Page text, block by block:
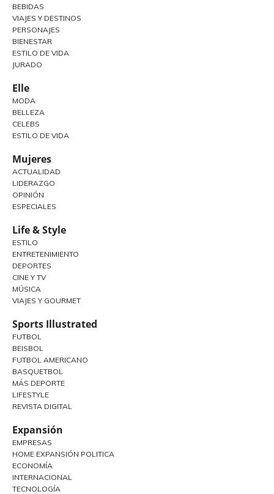
BEBIDAS
VIAJES Y DESTINOS
PERSONAJES
BIENESTAR
ESTILO DE VIDA
JURADO
Elle
MODA
BELLEZA
CELEBS
ESTILO DE VIDA
Mujeres
ACTUALIDAD
LIDERAZGO
OPINIÓN
ESPECIALES
Life & Style
ESTILO
ENTRETENIMIENTO
DEPORTES
CINE Y TV
MÚSICA
VIAJES Y GOURMET
Sports Illustrated
FUTBOL
BEISBOL
FUTBOL AMERICANO
BASQUETBOL
MÁS DEPORTE
LIFESTYLE
REVISTA DIGITAL
Expansión
EMPRESAS
HOME EXPANSIÓN POLITICA
ECONOMÍA
INTERNACIONAL
TECNOLOGÍA